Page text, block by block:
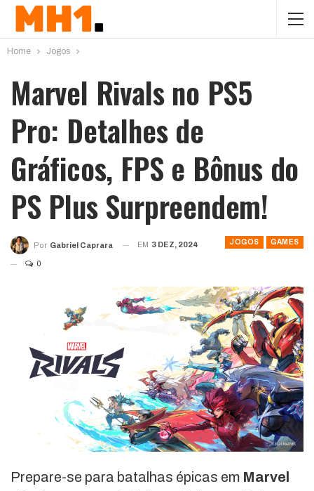
Home Jogos
Marvel Rivals no PS5
Pro: Detalhes de
Gráficos, FPS e Bônus do
PS Plus Surpreendem!
JOGOS GAMES
Por Gabriel Caprara EM 3 DEZ, 2024
0
Prepare-se para batalhas épicas em Marvel